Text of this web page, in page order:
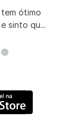
ótimo
sinto qu...